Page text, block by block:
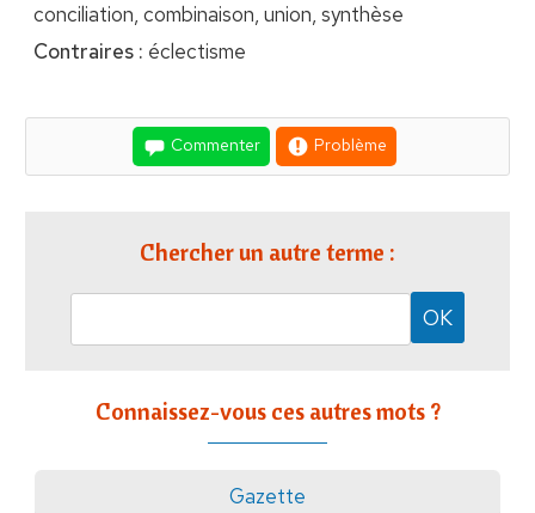
conciliation, combinaison, union, synthèse
Contraires : éclectisme
Commenter Problème
Chercher un autre terme :
Connaissez-vous ces autres mots ?
Gazette